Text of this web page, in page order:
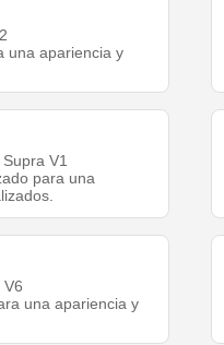
una apariencia y
V1
para una
V6
una apariencia y